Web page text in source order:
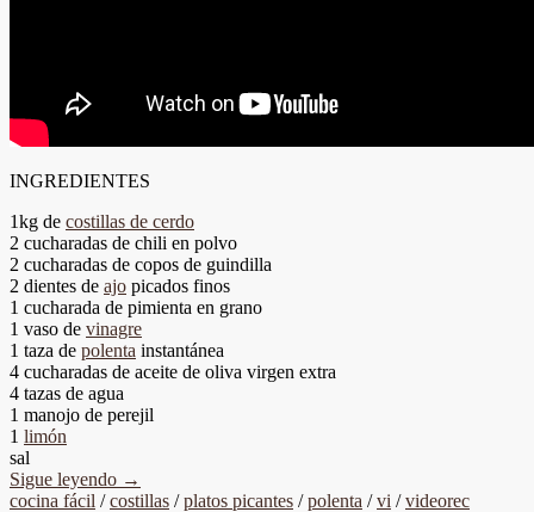
INGREDIENTES
1kg de costillas de cerdo
2 cucharadas de chili en polvo
2 cucharadas de copos de guindilla
2 dientes de ajo picados finos
1 cucharada de pimienta en grano
1 vaso de vinagre
1 taza de polenta instantánea
4 cucharadas de aceite de oliva virgen extra
4 tazas de agua
1 manojo de perejil
1 limón
sal
Sigue leyendo →
cocina fácil /costillas /platos picantes /polenta /vi /videorec